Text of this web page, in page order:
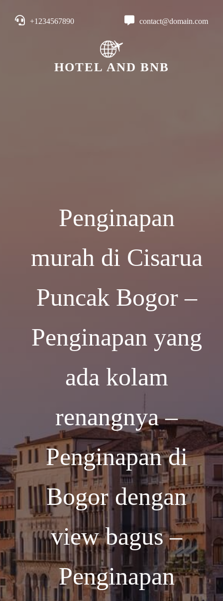
+1234567890 contact@domain.com
HOTEL AND BNB
Penginapan
murah di Cisarua
Puncak Bogor –
Penginapan yang
ada kolam
renangnya –
Penginapan di
Bogor dengan
view bagus –
Penginapan